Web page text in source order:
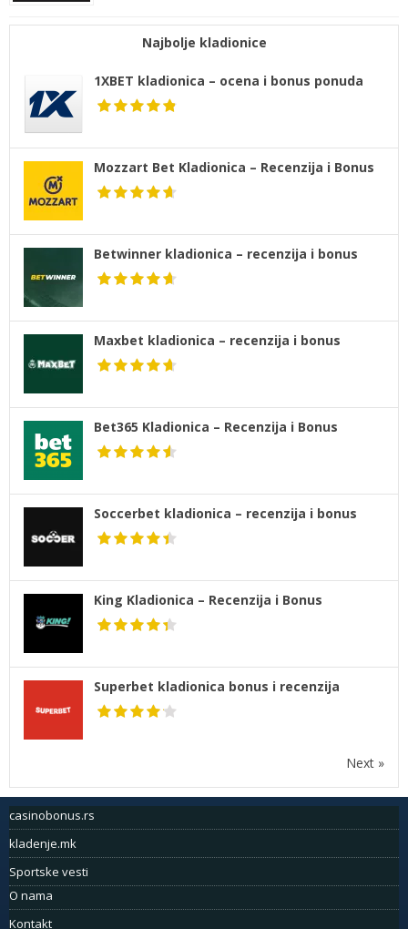
Najbolje kladionice
1XBET kladionica – ocena i bonus ponuda
Mozzart Bet Kladionica – Recenzija i Bonus
Betwinner kladionica – recenzija i bonus
Maxbet kladionica – recenzija i bonus
Bet365 Kladionica – Recenzija i Bonus
Soccerbet kladionica – recenzija i bonus
King Kladionica – Recenzija i Bonus
Superbet kladionica bonus i recenzija
Next »
casinobonus.rs
kladenje.mk
Sportske vesti
O nama
Kontakt